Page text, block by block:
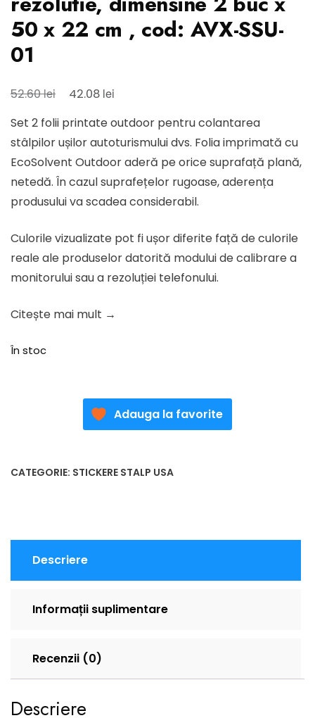
50 x 22 cm , cod: AVX-SSU-
01
52.60lei
Prețul
a
fost:
52.60 lei.
42.08 lei
este:
42.08 lei.
Set 2 folii printate outdoor pentru colantarea
stâlpilor ușilor autoturismului dvs. Folia imprimată cu
EcoSolvent Outdoor aderă pe orice suprafață plană,
netedă. În cazul suprafețelor rugoase, aderența
produsului va scadea considerabil.
Culorile vizualizate pot fi ușor diferite față de culorile
reale ale produselor datorită modului de calibrare a
monitorului sau a rezoluției telefonului.
Citește mai mult →
În stoc
Adauga la favorite
CATEGORIE: STICKERE STALP USA
Descriere
Informații suplimentare
Recenzii (0)
Descriere